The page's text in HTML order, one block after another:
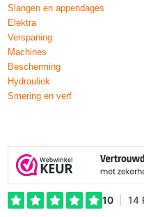
Slangen en appendages
Elektra
Verspaning
Machines
Bescherming
Hydrauliek
Smering en verf